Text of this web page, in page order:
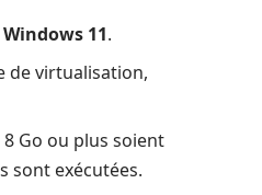
Windows 11.
de virtualisation,
Go ou plus soient
sont exécutées.